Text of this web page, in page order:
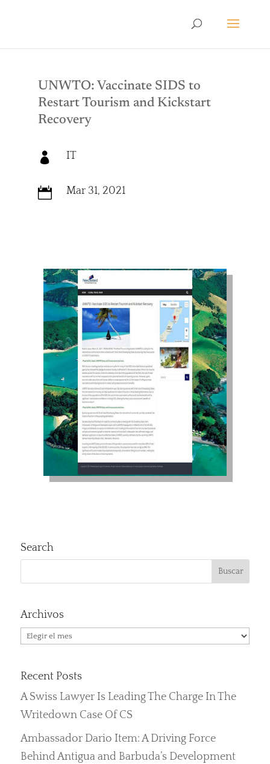
UNWTO: Vaccinate SIDS to
Restart Tourism and Kickstart
Recovery
 IT
 Mar 31, 2021
Search
Archivos
Archivos
Recent Posts
A Swiss Lawyer Is Leading The Charge In The
Writedown Case Of CS
Ambassador Dario Item: A Driving Force
Behind Antigua and Barbuda’s Development